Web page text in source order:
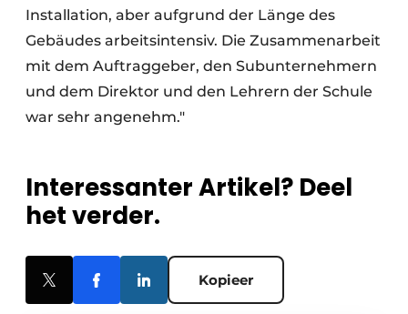
Installation, aber aufgrund der Länge des
Gebäudes arbeitsintensiv. Die Zusammenarbeit
mit dem Auftraggeber, den Subunternehmern
und dem Direktor und den Lehrern der Schule
war sehr angenehm."
Interessanter Artikel? Deel
het verder.
Kopieer